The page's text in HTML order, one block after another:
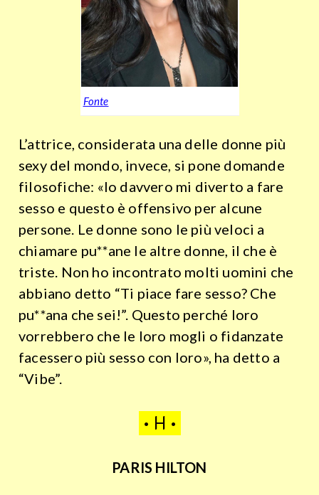
Fonte
L’attrice, considerata una delle donne più
sexy del mondo, invece, si pone domande
filosofiche: «Io davvero mi diverto a fare
sesso e questo è offensivo per alcune
persone. Le donne sono le più veloci a
chiamare pu**ane le altre donne, il che è
triste. Non ho incontrato molti uomini che
abbiano detto “Ti piace fare sesso? Che
pu**ana che sei!”. Questo perché loro
vorrebbero che le loro mogli o fidanzate
facessero più sesso con loro», ha detto a
“Vibe”.
• H •
PARIS HILTON